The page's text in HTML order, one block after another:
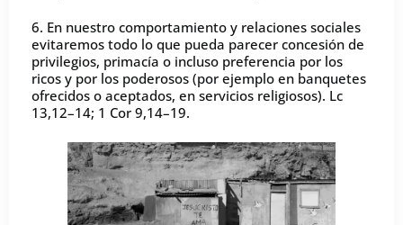
6. En nuestro comportamiento y relaciones sociales
evitaremos todo lo que pueda parecer concesión de
privilegios, primacía o incluso preferencia por los
ricos y por los poderosos (por ejemplo en banquetes
ofrecidos o aceptados, en servicios religiosos). Lc
13,12–14; 1 Cor 9,14–19.